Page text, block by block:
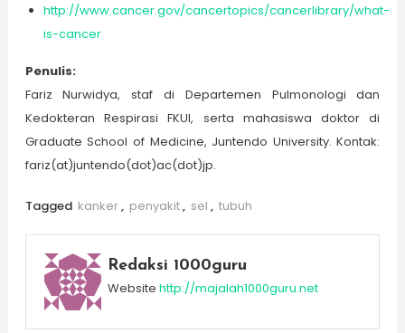
http://www.cancer.gov/cancertopics/cancerlibrary/what-
is-cancer
Penulis:
Fariz Nurwidya, staf di Departemen Pulmonologi dan
Kedokteran Respirasi FKUI, serta mahasiswa doktor di
Graduate School of Medicine, Juntendo University. Kontak:
fariz(at)juntendo(dot)ac(dot)jp.
Tagged kanker, penyakit, sel , tubuh
Redaksi 1000guru
Website http://majalah1000guru.net